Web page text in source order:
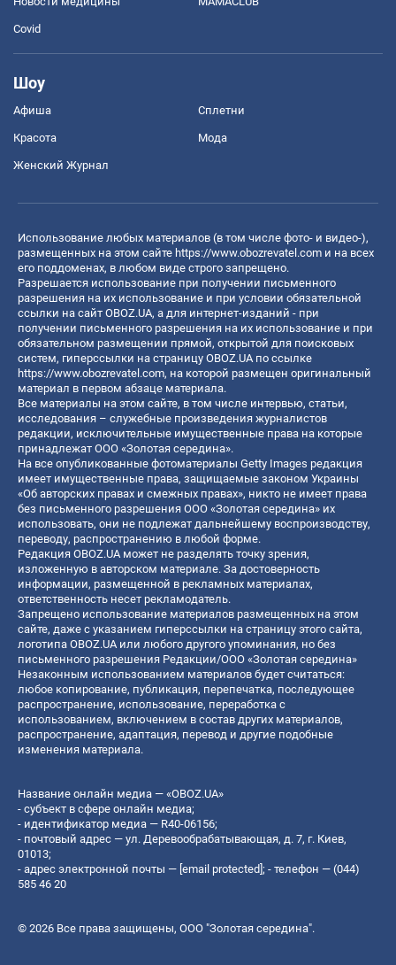
Covid
Шоу
Афиша Сплетни
Красота Мода
Женский Журнал
Использование любых материалов (в том числе фото- и видео-),
размещенных на этом сайте https://www.obozrevatel.com и на всех
его поддоменах, в любом виде строго запрещено.
Разрешается использование при получении письменного
разрешения на их использование и при условии обязательной
ссылки на сайт OBOZ.UA, а для интернет-изданий - при
получении письменного разрешения на их использование и при
обязательном размещении прямой, открытой для поисковых
систем, гиперссылки на страницу OBOZ.UA по ссылке
https://www.obozrevatel.com, на которой размещен оригинальный
материал в первом абзаце материала.
Все материалы на этом сайте, в том числе интервью, статьи,
исследования – служебные произведения журналистов
редакции, исключительные имущественные права на которые
принадлежат ООО «Золотая середина».
На все опубликованные фотоматериалы Getty Images редакция
имеет имущественные права, защищаемые законом Украины
«Об авторских правах и смежных правах», никто не имеет права
без письменного разрешения ООО «Золотая середина» их
использовать, они не подлежат дальнейшему воспроизводству,
переводу, распространению в любой форме.
Редакция OBOZ.UA может не разделять точку зрения,
изложенную в авторском материале. За достоверность
информации, размещенной в рекламных материалах,
ответственность несет рекламодатель.
Запрещено использование материалов размещенных на этом
сайте, даже с указанием гиперссылки на страницу этого сайта,
логотипа OBOZ.UA или любого другого упоминания, но без
письменного разрешения Редакции/ООО «Золотая середина»
Незаконным использованием материалов будет считаться:
любое копирование, публикация, перепечатка, последующее
распространение, использование, переработка с
использованием, включением в состав других материалов,
распространение, адаптация, перевод и другие подобные
изменения материала.
Название онлайн медиа — «OBOZ.UA»
- субъект в сфере онлайн медиа;
- идентификатор медиа — R40-06156;
- почтовый адрес — ул. Деревообрабатывающая, д. 7, г. Киев,
01013;
- адрес электронной почты — [email protected] ; - телефон — (044)
585 46 20
© 2026 Все права защищены, ООО "Золотая середина".